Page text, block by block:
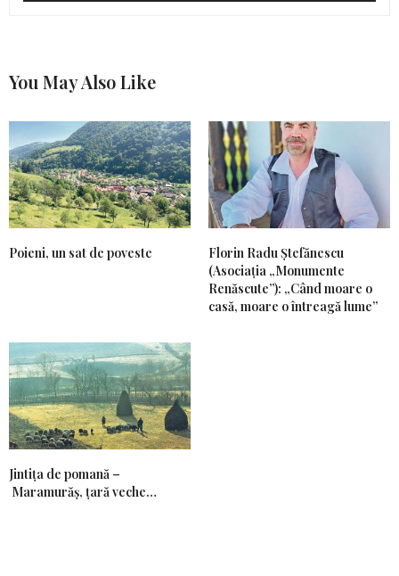
You May Also Like
Poieni, un sat de poveste
Florin Radu Ștefănescu
(Asociația „Monumente
Renăscute”): „Când moare o
casă, moare o întreagă lume”
Jintiţa de pomană –
Maramurăş, ţară veche…